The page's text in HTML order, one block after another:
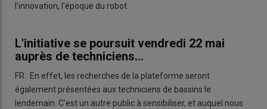
l'innovation, l'époque du robot.
L'initiative se poursuit vendredi 22 mai
auprès de techniciens...
FR : En effet, les recherches de la plateforme seront
également présentées aux techniciens de bassins le
lendemain. C'est un autre public à sensibiliser, et auquel nous